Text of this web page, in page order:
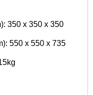
350 x 350 x 350
550 x 550 x 735